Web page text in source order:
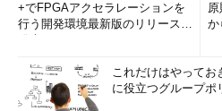
+でFPGAアクセラレーションを
行う開発環境最新版のリリースを
か
これだけはやってお
に役立つグループポ